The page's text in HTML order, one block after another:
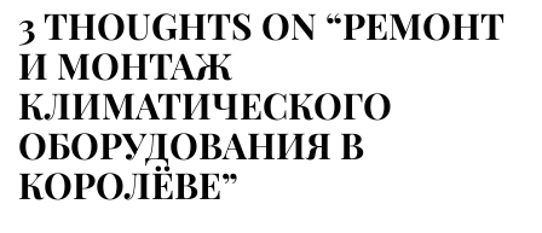
3 THOUGHTS ON “РЕМОНТ
И МОНТАЖ
КЛИМАТИЧЕСКОГО
ОБОРУДОВАНИЯ В
КОРОЛЁВЕ”